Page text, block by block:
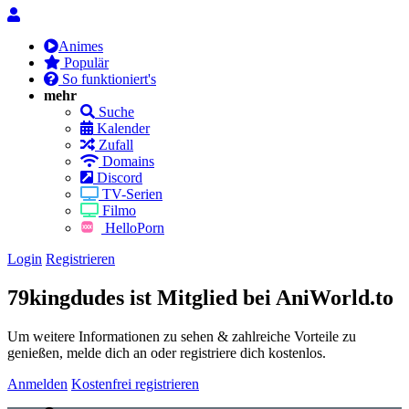
Animes
Populär
So funktioniert's
mehr
Suche
Kalender
Zufall
Domains
Discord
TV-Serien
Filmo
HelloPorn
Login Registrieren
79kingdudes ist Mitglied bei AniWorld.to
Um weitere Informationen zu sehen & zahlreiche Vorteile zu
genießen, melde dich an oder registriere dich kostenlos.
Anmelden Kostenfrei registrieren